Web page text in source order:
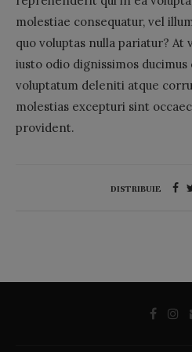
molestiae consequatur, vel
quo voluptas nulla pariatur? At
iusto odio dignissimos
voluptatum deleniti atque
molestias excepturi sint
provident.
DISTRIBUIE